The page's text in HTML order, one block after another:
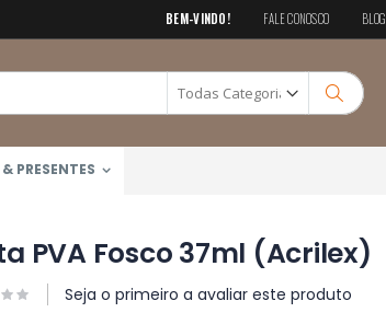
BEM-VINDO! FALE CONOSCO BLOG
Pesquisa
PRESENTES
PVA Fosco 37ml (Acrilex)
Seja o primeiro a avaliar este produto